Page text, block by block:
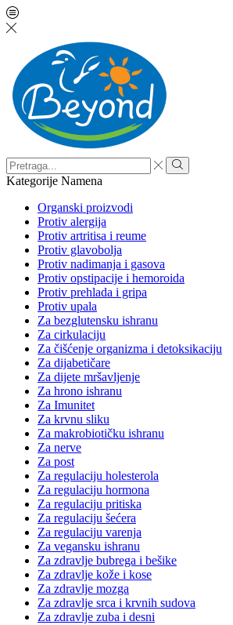
Search
input
Search
Kategorije Namena
Organski proizvodi
Protiv alergija
Protiv artritisa i reume
Protiv glavobolja
Protiv nadimanja i gasova
Protiv opstipacije i hemoroida
Protiv prehlada i gripa
Protiv upala
Za bezglutensku ishranu
Za cirkulaciju
Za čišćenje organizma i detoksikaciju
Za dijabetičare
Za dijete mršavljenje
Za hrono ishranu
Za Imunitet
Za krvnu sliku
Za makrobiotičku ishranu
Za nerve
Za post
Za regulaciju holesterola
Za regulaciju hormona
Za regulaciju pritiska
Za regulaciju šećera
Za regulaciju varenja
Za vegansku ishranu
Za zdravlje bubrega i bešike
Za zdravlje kože i kose
Za zdravlje mozga
Za zdravlje srca i krvnih sudova
Za zdravlje zuba i desni